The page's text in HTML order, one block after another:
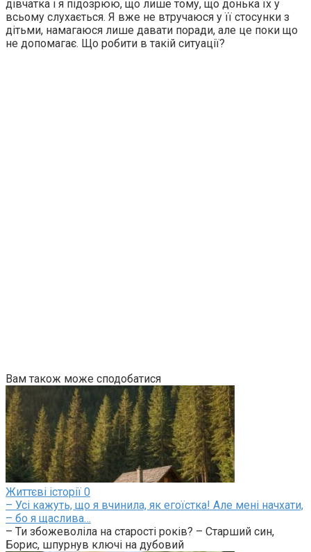
дівчатка і я підозрюю, що лише тому, що донька їх у
всьому слухається. Я вже не втручаюся у її стосунки з
дітьми, намагаюся лише давати поради, але це поки що
не допомагає. Що робити в такій ситуації?
Вам також може сподобатися
Життєві історії 0
– Усі кажуть, що я вчинила, як егоїстка! Але мені начхати,
– бо я щаслива…
– Ти збожеволіла на старості років? – Старший син,
Борис, шпурнув ключі на дубовий